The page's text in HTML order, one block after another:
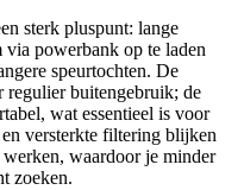
sterk pluspunt: lange
powerbank op te laden
speurtochten. De
buitengebruik; de
wat essentieel is voor
versterkte filtering blijken
waardoor je minder
zoeken.